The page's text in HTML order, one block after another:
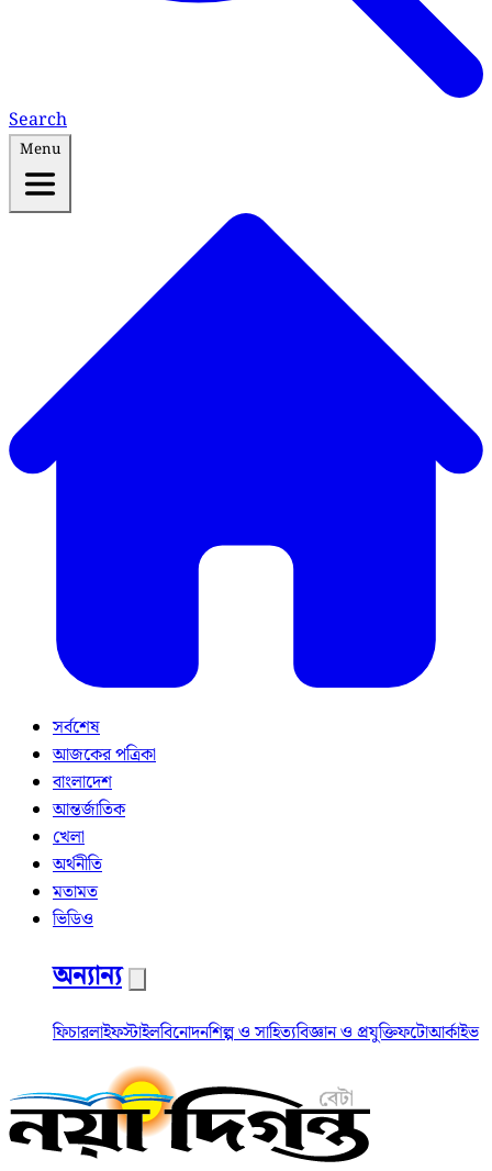
Search
Menu
সর্বশেষ
আজকের পত্রিকা
বাংলাদেশ
আন্তর্জাতিক
খেলা
অর্থনীতি
মতামত
ভিডিও
অন্যান্য
ফিচারলাইফস্টাইলবিনোদনশিল্প ও সাহিত্যবিজ্ঞান ও প্রযুক্তিফটোআর্কাইভ